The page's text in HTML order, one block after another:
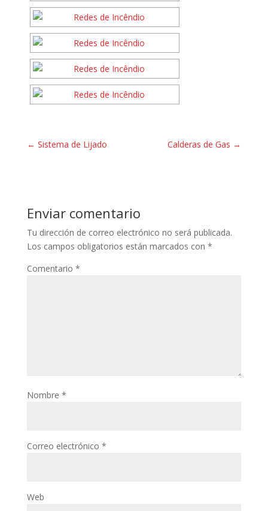
← Sistema de Lijado Calderas de Gas →
Enviar comentario
Tu dirección de correo electrónico no será publicada.
Los campos obligatorios están marcados con *
Comentario *
Nombre *
Correo electrónico *
Web